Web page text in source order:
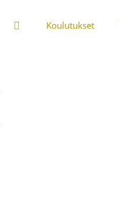
Koulutukset